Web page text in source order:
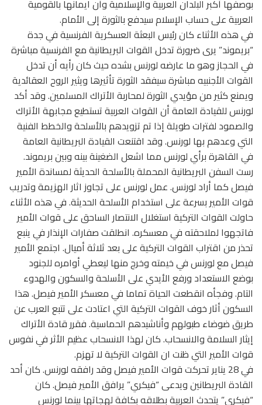
بوصفها أكبر البلدان العربية والإسلامية وأن ايمانها بالقومية
العربية على حساب الإسلام سيدفع بالثورة إلى الأمام.
في هذه الأثناء كان رئيس البعثة العسكرية الفرنسية في جدة
“بريموند” يرى ضرورة تدخل القوات البريطانية مع الفرنسية مباشرة
في الحجاز وهو ما عارضه لورنس بشده حيث كان رأيه أن تدخل
القوات الأجنبيه مباشرة سيفقد الثورة تأثيرها ويثير الروح العقائدية
ويمنع كثير من مؤيدي الثورة لمحاربة الأتراك المسلمين. وقد أكد
لورنس للقيادة العامة أن القوات العربية تستطيع مجابهة الأتراك
والصمود لفترات طويلة إذا تم تزويدهم بالأسلحة والخطط الفنية
التي وعدهم بها لورنس. وقد اقتنعت القيادة البريطانية العامة
في القاهرة برأي لورنس مما اشعل الضغينة بينه وبين بريموند.
رست السفن البريطانية المحملة بالأسلحة الحديثة لمساندة الأمير
فيصل كما أراد لورنس. عمل لورنس على تجاوز اثار الهزيمة وتدريب
قوات الأمير بسرعة على استخدام الأسلحة الحديثة. في هذه الأثناء
حاولت القوات التركية استغلال الانتصار الساحق على قوات الأمير
فاتجهوا لملاحقته في معسكره. انطلقت صفارات الإنذار في ينبع
تحذر من اقتراب القوات التركية على بعد ثلاثة أميال. اجتمع الأمير
فيصل مع لورنس في خيمته وخرج منها ليعطي أوامره للجنود
بوضع الاستعداد ورفع الأيدي على الأسلحة والسكون والهدوء
التام. وفجأه انقطعت الحياة تماما في معسكر الأمير فيصل. هذا
السكون أثار خوف القوات التركية التي اعتادت على تتبع العرب عن
طريق ضوضاء طبولهم وأناشيدهم الحماسية. فقرر قادة الأتراك
إيثار السلامة والانسحاب. كان لهذا الانسحاب عظيم الأثر في نفوس
قوات الأمير التي ظنت ان القوات التركية لا تهزم.
في 28 يناير تحركت قوات الأمير فيصل وقد رافقه لورنس. كان أحد
القادة البريطانين ويدعى “فيكري” يرافق الأمير فيصل. كان
“فيكري” يتحدث العربية بطلاقه بكافة لهجاتها بينما لورنس